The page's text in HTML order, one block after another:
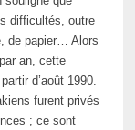
difficultés, outre
de papier… Alors
an, cette
d’août 1990.
furent privés
; ce sont